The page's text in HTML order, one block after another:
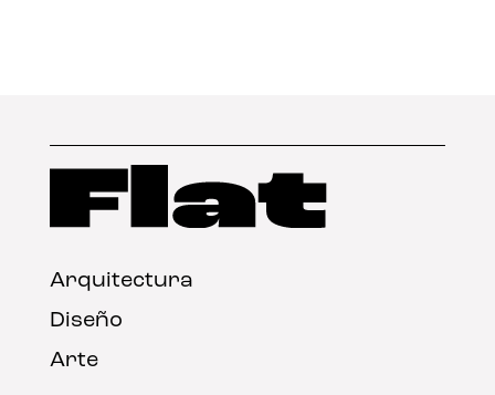
Arquitectura
Diseño
Arte